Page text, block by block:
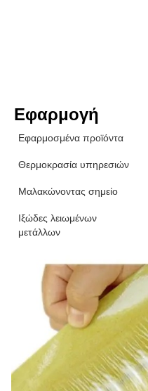
Εφαρμογή
Εφαρμοσμένα προϊόντα
Θερμοκρασία υπηρεσιών
Μαλακώνοντας σημείο
Ιξώδες λειωμένων
μετάλλων